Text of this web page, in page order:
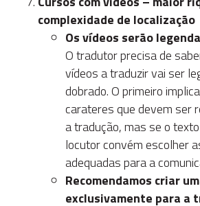
complexidade de localização
Os vídeos serão
O tradutor precisa de
vídeos a traduzir vai ser
dobrado. O primeiro
carateres que devem ser
a tradução, mas se o
locutor convém escolher
adequadas para a
Recomendamos criar
exclusivamente para a